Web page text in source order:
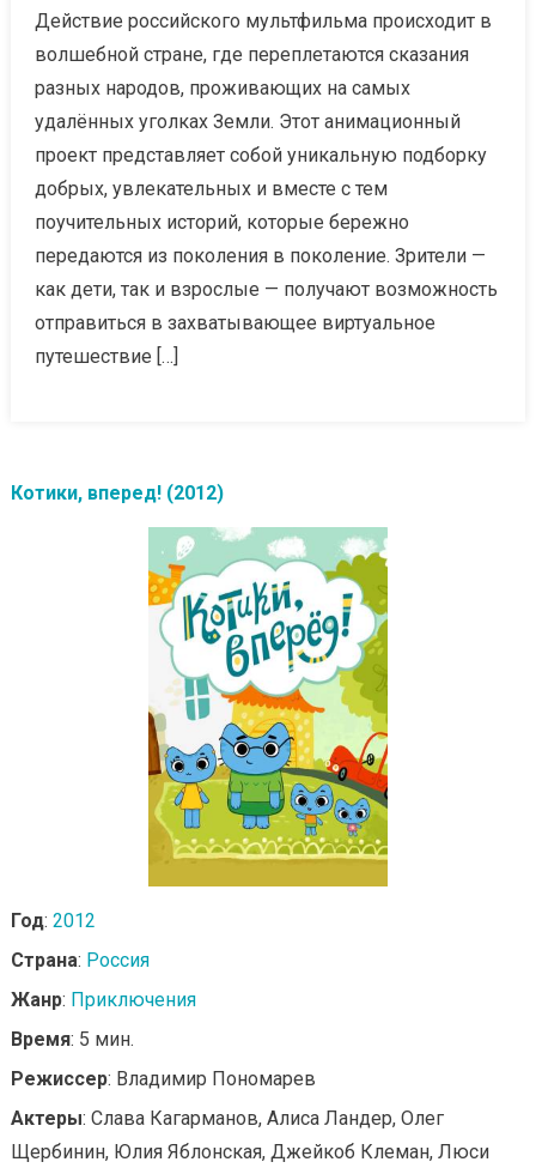
Действие российского мультфильма происходит в
волшебной стране, где переплетаются сказания
разных народов, проживающих на самых
удалённых уголках Земли. Этот анимационный
проект представляет собой уникальную подборку
добрых, увлекательных и вместе с тем
поучительных историй, которые бережно
передаются из поколения в поколение. Зрители —
как дети, так и взрослые — получают возможность
отправиться в захватывающее виртуальное
путешествие […]
Котики, вперед! (2012)
Год: 2012
Страна: Россия
Жанр: Приключения
Время: 5 мин.
Режиссер: Владимир Пономарев
Актеры: Слава Кагарманов, Алиса Ландер, Олег
Щербинин, Юлия Яблонская, Джейкоб Клеман, Люси